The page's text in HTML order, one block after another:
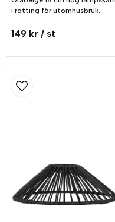
i rotting för utomhusbruk.
149 kr / st